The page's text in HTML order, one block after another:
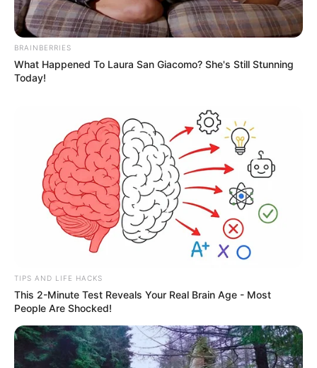
BRAINBERRIES
What Happened To Laura San Giacomo? She's Still Stunning
Today!
TIPS AND LIFE HACKS
This 2-Minute Test Reveals Your Real Brain Age - Most
People Are Shocked!